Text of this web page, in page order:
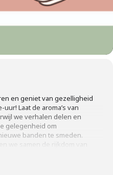
en geniet van gezelligheid
Laat de aroma’s van
we verhalen delen en
gelegenheid om
banden te smeden.
we samen de rijkdom van